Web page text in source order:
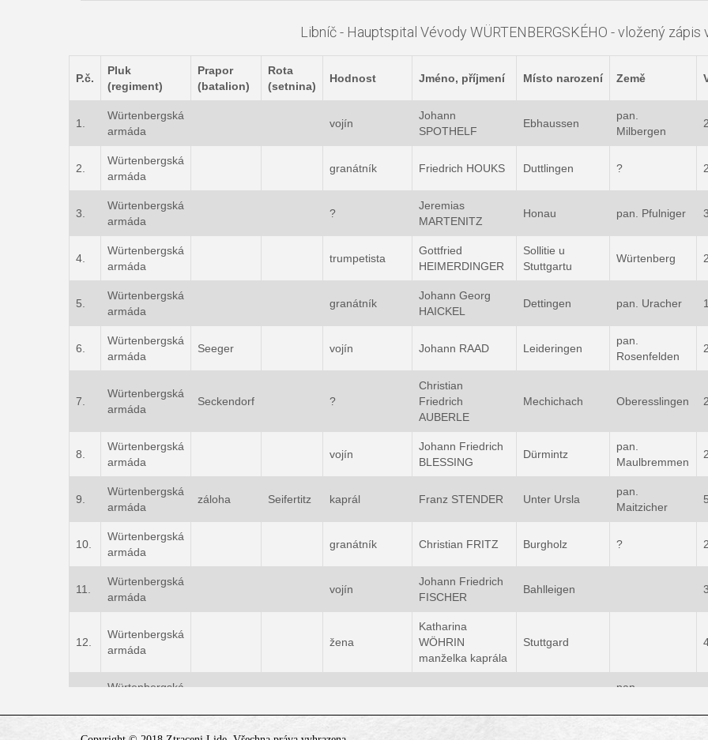
Libníč - Hauptspital Vévody WÜRTENBERGSKÉHO - vložený zápis
P.č.
Pluk
(regiment)
Prapor
(batalion)
Rota
(setnina)
Hodnost Jméno, příjmení Místo narození Země
1.
Würtenbergská
armáda
vojín
Johann
SPOTHELF
Ebhaussen
pan.
Milbergen
2.
Würtenbergská
armáda
granátník Friedrich HOUKS Duttlingen ?
3.
Würtenbergská
armáda
?
Jeremias
MARTENITZ
Honau pan. Pfulniger
4.
Würtenbergská
armáda
trumpetista
Gottfried
HEIMERDINGER
Sollitie u
Stuttgartu
Würtenberg
5.
Würtenbergská
armáda
granátník
Johann Georg
HAICKEL
Dettingen pan. Uracher
6.
Würtenbergská
armáda
Seeger vojín Johann RAAD Leideringen
pan.
Rosenfelden
7.
Würtenbergská
armáda
Seckendorf ?
Christian
Friedrich
AUBERLE
Mechichach Oberesslingen
8.
Würtenbergská
armáda
vojín
Johann Friedrich
BLESSING
Dürmintz
pan.
Maulbremmen
9.
Würtenbergská
armáda
záloha Seifertitz kaprál Franz STENDER Unter Ursla
pan.
Maitzicher
10.
Würtenbergská
armáda
granátník Christian FRITZ Burgholz ?
11.
Würtenbergská
armáda
vojín
Johann Friedrich
FISCHER
Bahlleigen
12.
Würtenbergská
armáda
žena
Katharina
WÖHRIN
manželka kaprála
Stuttgard
Würtenbergská
pan.